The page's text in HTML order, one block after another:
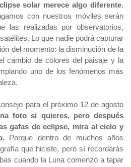
solar merece algo diferente.
con nuestros móviles serán
las realizadas por observatorios,
Lo que nadie podrá capturar
del momento: la disminución de la
cambio de colores del paisaje y la
uno de los fenómenos más
para el próximo 12 de agosto
foto si quieres, pero después
gafas de eclipse, mira al cielo y
Porque dentro de muchos años
que hiciste, pero sí recordarás
cuando la Luna comenzó a tapar